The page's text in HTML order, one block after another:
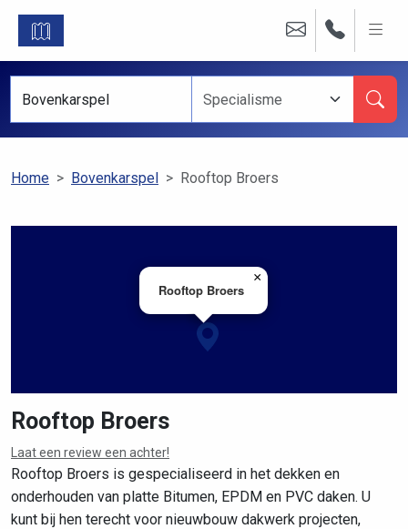
Home Bovenkarspel Rooftop Broers
Rooftop Broers
×
Leaflet |©OpenStreetMapcontributors
Rooftop Broers
Laat een review een achter!
Rooftop Broers is gespecialiseerd in het dekken en
onderhouden van platte Bitumen, EPDM en PVC daken. U
kunt bij hen terecht voor nieuwbouw dakwerk projecten,